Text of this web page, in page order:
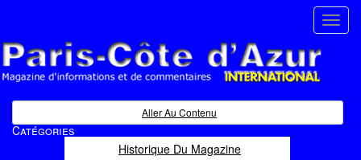
Magazine d'informations et de commentaires
Aller Au Contenu
Catégories
Historique Du Magazine